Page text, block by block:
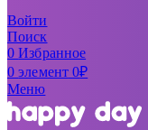
Войти
Поиск
0Избранное
0элемент 0₽
Меню